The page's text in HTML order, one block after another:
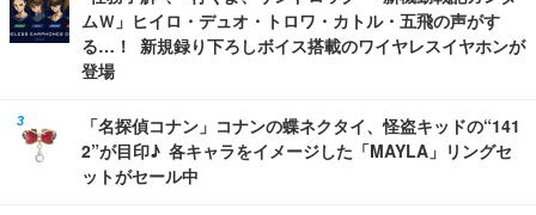
ムＷ」ヒイロ・デュオ・トロワ・カトル・五飛の声がす
る…！ 新規録り下ろしボイス搭載のワイヤレスイヤホンが
登場
「名探偵コナン」コナンの蝶ネクタイ、怪盗キッドの“141
2”が目印♪ 各キャラをイメージした「MAYLA」リングセ
ットがセール中